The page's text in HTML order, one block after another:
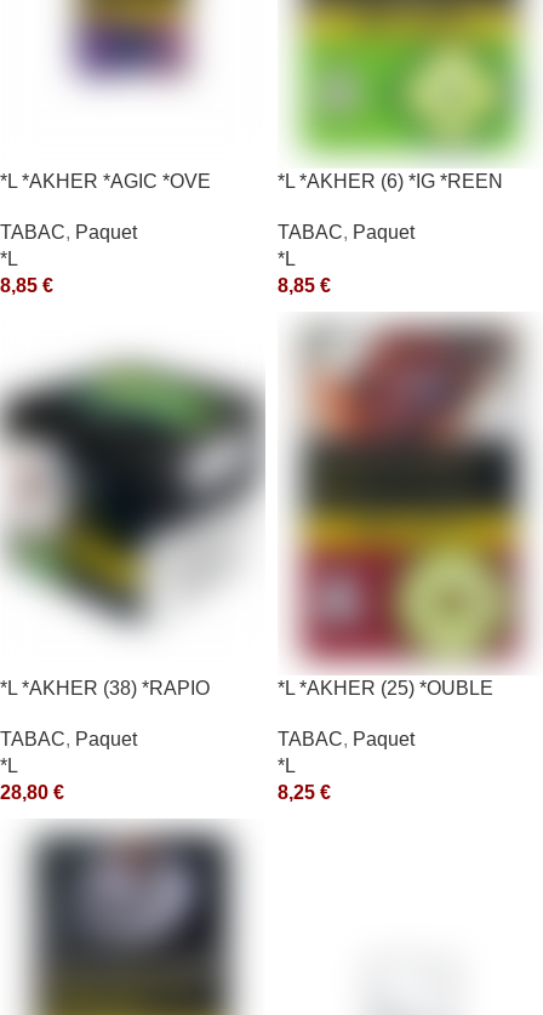
*L *AKHER *AGIC *OVE
TABAC, Paquet
*L
8,85 €
*L *AKHER (6) *IG *REEN
TABAC, Paquet
*L
8,85 €
*L *AKHER (38) *RAPIO
TABAC, Paquet
*L
28,80 €
*L *AKHER (25) *OUBLE
TABAC, Paquet
*L
8,25 €